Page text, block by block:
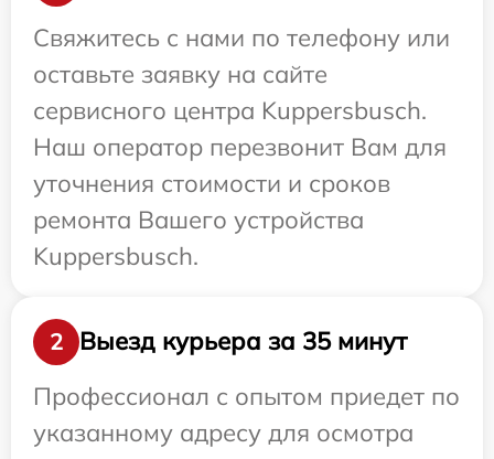
Свяжитесь с нами по телефону или
оставьте заявку на сайте
сервисного центра Kuppersbusch.
Наш оператор перезвонит Вам для
уточнения стоимости и сроков
ремонта Вашего устройства
Kuppersbusch.
2
Выезд курьера за 35 минут
Профессионал с опытом приедет по
указанному адресу для осмотра